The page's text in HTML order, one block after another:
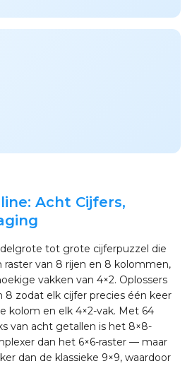
Acht Cijfers,
tot grote cijferpuzzel die
van 8 rijen en 8 kolommen,
vakken van 4×2. Oplossers
8 zodat elk cijfer precies één keer
kolom en elk 4×2-vak. Met 64
van acht getallen is het 8×8-
dan het 6×6-raster — maar
dan de klassieke 9×9, waardoor